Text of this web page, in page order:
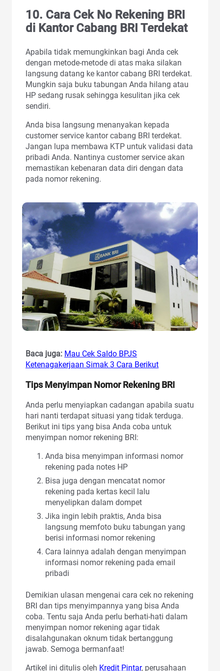
10. Cara Cek No Rekening BRI
di Kantor Cabang BRI Terdekat
Apabila tidak memungkinkan bagi Anda cek
dengan metode-metode di atas maka silakan
langsung datang ke kantor cabang BRI terdekat.
Mungkin saja buku tabungan Anda hilang atau
HP sedang rusak sehingga kesulitan jika cek
sendiri.
Anda bisa langsung menanyakan kepada
customer service kantor cabang BRI terdekat.
Jangan lupa membawa KTP untuk validasi data
pribadi Anda. Nantinya customer service akan
memastikan kebenaran data diri dengan data
pada nomor rekening.
Baca juga: Mau Cek Saldo BPJS
Ketenagakerjaan Simak 3 Cara Berikut
Tips Menyimpan Nomor Rekening BRI
Anda perlu menyiapkan cadangan apabila suatu
hari nanti terdapat situasi yang tidak terduga.
Berikut ini tips yang bisa Anda coba untuk
menyimpan nomor rekening BRI:
Anda bisa menyimpan informasi nomor
rekening pada notes HP
Bisa juga dengan mencatat nomor
rekening pada kertas kecil lalu
menyelipkan dalam dompet
Jika ingin lebih praktis, Anda bisa
langsung memfoto buku tabungan yang
berisi informasi nomor rekening
Cara lainnya adalah dengan menyimpan
informasi nomor rekening pada email
pribadi
Demikian ulasan mengenai cara cek no rekening
BRI dan tips menyimpannya yang bisa Anda
coba. Tentu saja Anda perlu berhati-hati dalam
menyimpan nomor rekening agar tidak
disalahgunakan oknum tidak bertanggung
jawab. Semoga bermanfaat!
Artikel ini ditulis oleh Kredit Pintar, perusahaan